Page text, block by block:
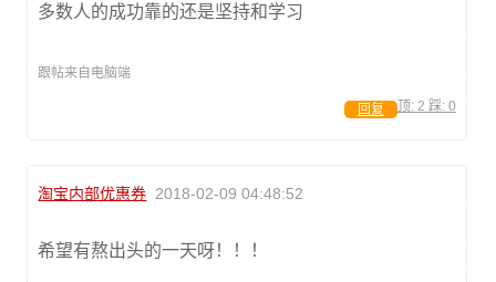
多数人的成功靠的还是坚持和学习
跟帖来自电脑端
顶: 2 踩: 0
回复
淘宝内部优惠券 2018-02-09 04:48:52
希望有熬出头的一天呀！！！